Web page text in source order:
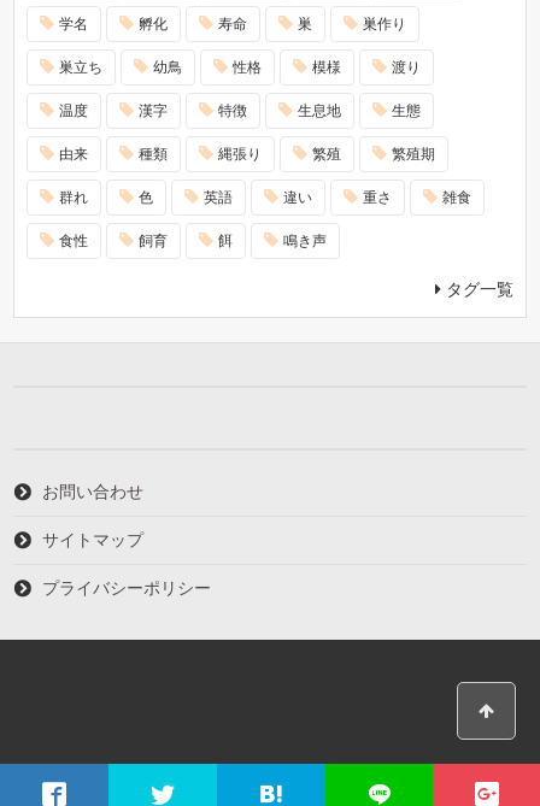
学名 孵化 寿命 巣 巣作り
巣立ち 幼鳥 性格 模様 渡り
温度 漢字 特徴 生息地 生態
由来 種類 縄張り 繁殖 繁殖期
群れ 色 英語 違い 重さ 雑食
食性 飼育 餌 鳴き声
タグ一覧
お問い合わせ
サイトマップ
プライバシーポリシー